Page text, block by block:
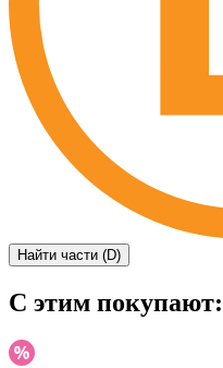
Найти части (D)
С этим покупают: